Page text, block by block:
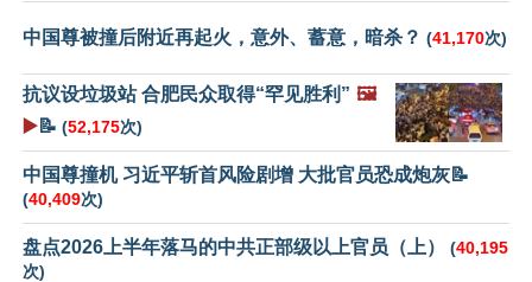
中国尊被撞后附近再起火，意外、蓄意，暗杀？ (41,170次)
抗议设垃圾站 合肥民众取得“罕见胜利” 🖼️
▶️📝 (52,175次)
中国尊撞机 习近平斩首风险剧增 大批官员恐成炮灰📝
(40,409次)
盘点2026上半年落马的中共正部级以上官员（上） (40,195
次)